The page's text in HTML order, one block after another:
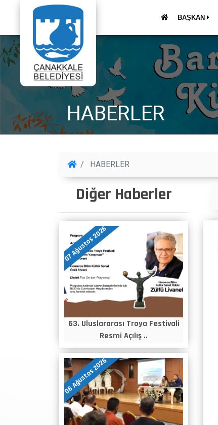
BAŞKAN
HABERLER
HABERLER
Diğer Haberler
07 Ağustos 2026
63. Uluslararası Troya Festivali
Resmi Açılış ..
06 Ağustos 2026
Duyurular